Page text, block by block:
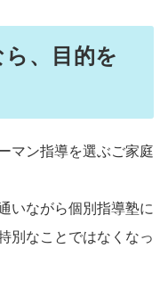
、目的を
マン指導を選ぶご家庭
いながら個別指導塾に
別なことではなくなっ